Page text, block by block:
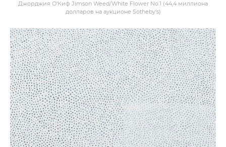
Джорджия О'Киф Jimson Weed/White Flower No.1 (44,4 миллиона
долларов на аукционе Sotheby's)